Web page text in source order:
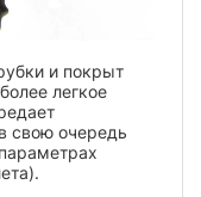
и покрыт
легкое
свою очередь